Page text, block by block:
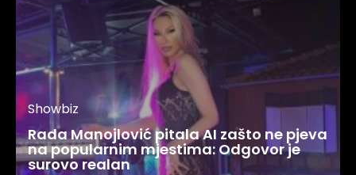
Showbiz
Rada Manojlović pitala AI zašto ne pjeva
na popularnim mjestima: Odgovor je
surovo realan